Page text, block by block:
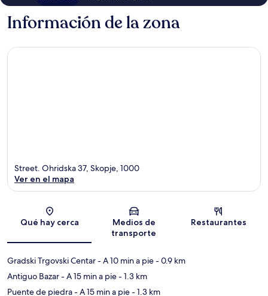
Información de la zona
Sección del mapa
Street. Ohridska 37, Skopje, 1000
Ver en el mapa
Qué hay cerca
Medios de
transporte
Restaurantes
Gradski Trgovski Centar- A 10 min a pie- 0.9 km
Antiguo Bazar- A 15 min a pie- 1.3 km
Puente de piedra- A 15 min a pie- 1.3 km